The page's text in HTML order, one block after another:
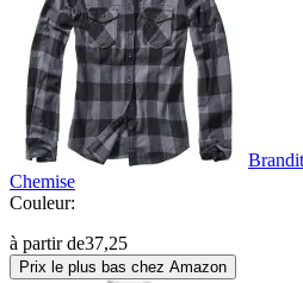
Chemise
Couleur:
à partir de37,25
Prix le plus bas chez Amazon